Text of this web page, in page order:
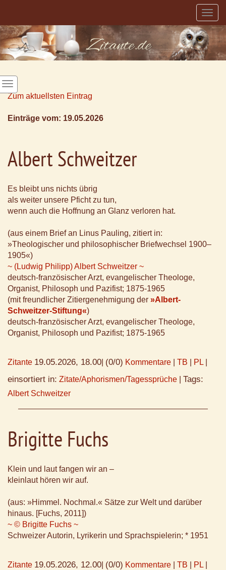
Zum aktuellsten Eintrag
Einträge vom: 19.05.2026
Albert Schweitzer
Es bleibt uns nichts übrig
als weiter unsere Pficht zu tun,
wenn auch die Hoffnung an Glanz verloren hat.
(aus einem Brief an Linus Pauling, zitiert in:
»Theologischer und philosophischer Briefwechsel 1900–
1905«)
~ (Ludwig Philipp) Albert Schweitzer ~
deutsch-französischer Arzt, evangelischer Theologe,
Organist, Philosoph und Pazifist; 1875-1965
(mit freundlicher Zitiergenehmigung der »Albert-
Schweitzer-Stiftung«)
deutsch-französischer Arzt, evangelischer Theologe,
Organist, Philosoph und Pazifist; 1875-1965
Zitante 19.05.2026, 18.00 (0/0) Kommentare TB PL
einsortiert in: Zitate/Aphorismen/Tagessprüche Tags:
Albert Schweitzer
Brigitte Fuchs
Klein und laut fangen wir an –
kleinlaut hören wir auf.
(aus: »Himmel. Nochmal.« Sätze zur Welt und darüber
hinaus. [Fuchs, 2011])
~ © Brigitte Fuchs ~
Schweizer Autorin, Lyrikerin und Sprachspielerin; * 1951
Zitante 19.05.2026, 12.00 (0/0) Kommentare TB PL